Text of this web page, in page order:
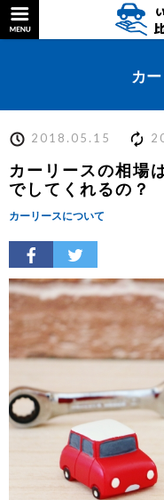
カ
2018.05.15
カーリースの相場
でしてくれるの？
カーリースについて